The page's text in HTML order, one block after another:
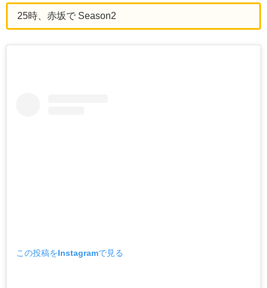
25時、赤坂で Season2
この投稿をInstagramで見る